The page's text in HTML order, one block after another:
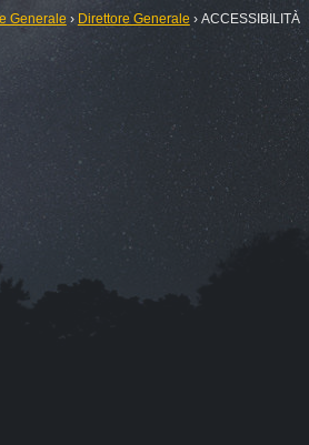
Generale › Direttore Generale › ACCESSIBILITÀ